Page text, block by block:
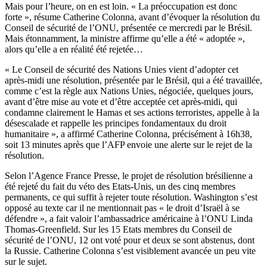
Mais pour l’heure, on en est loin. « La préoccupation est donc
forte », résume Catherine Colonna, avant d’évoquer la résolution du
Conseil de sécurité de l’ONU, présentée ce mercredi par le Brésil.
Mais étonnamment, la ministre affirme qu’elle a été « adoptée »,
alors qu’elle a en réalité été rejetée…
« Le Conseil de sécurité des Nations Unies vient d’adopter cet
après-midi une résolution, présentée par le Brésil, qui a été travaillée,
comme c’est la règle aux Nations Unies, négociée, quelques jours,
avant d’être mise au vote et d’être acceptée cet après-midi, qui
condamne clairement le Hamas et ses actions terroristes, appelle à la
désescalade et rappelle les principes fondamentaux du droit
humanitaire », a affirmé Catherine Colonna, précisément à 16h38,
soit 13 minutes après que l’AFP envoie une alerte sur le rejet de la
résolution.
Selon l’Agence France Presse, le projet de résolution brésilienne a
été rejeté du fait du véto des Etats-Unis, un des cinq membres
permanents, ce qui suffit à rejeter toute résolution. Washington s’est
opposé au texte car il ne mentionnait pas « le droit d’Israël à se
défendre », a fait valoir l’ambassadrice américaine à l’ONU Linda
Thomas-Greenfield. Sur les 15 Etats membres du Conseil de
sécurité de l’ONU, 12 ont voté pour et deux se sont abstenus, dont
la Russie. Catherine Colonna s’est visiblement avancée un peu vite
sur le sujet.